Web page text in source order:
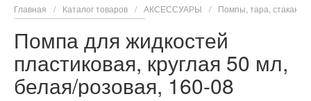
Главная / Каталог товаров / АКСЕССУАРЫ / Помпы, тара,
Помпа для жидкостей
пластиковая, круглая 50 мл,
белая/розовая, 160-08